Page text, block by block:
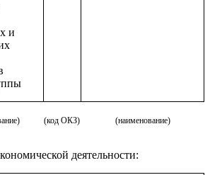
и
(код ОКЗ) (наименование)
деятельности: